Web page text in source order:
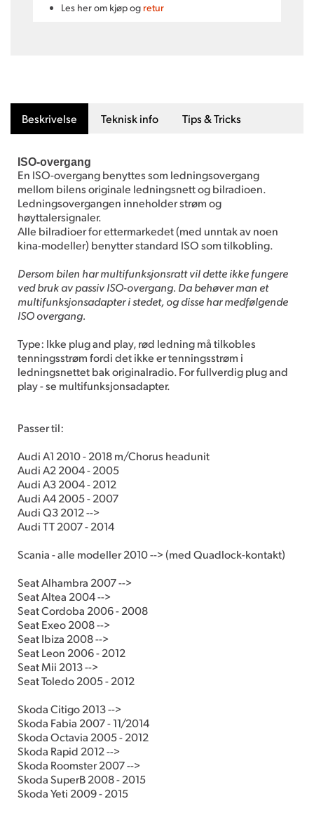
Les her om kjøp og retur
Beskrivelse Teknisk info Tips & Tricks
ISO-overgang
En ISO-overgang benyttes som ledningsovergang
mellom bilens originale ledningsnett og bilradioen.
Ledningsovergangen inneholder strøm og
høyttalersignaler.
Alle bilradioer for ettermarkedet (med unntak av noen
kina-modeller) benytter standard ISO som tilkobling.
Dersom bilen har multifunksjonsratt vil dette ikke fungere
ved bruk av passiv ISO-overgang. Da behøver man et
multifunksjonsadapter i stedet, og disse har medfølgende
ISO overgang.
Type: Ikke plug and play, rød ledning må tilkobles
tenningsstrøm fordi det ikke er tenningsstrøm i
ledningsnettet bak originalradio. For fullverdig plug and
play - se multifunksjonsadapter.
Passer til:
Audi A1 2010 - 2018 m/Chorus headunit
Audi A2 2004 - 2005
Audi A3 2004 - 2012
Audi A4 2005 - 2007
Audi Q3 2012 -->
Audi TT 2007 - 2014
Scania - alle modeller 2010 --> (med Quadlock-kontakt)
Seat Alhambra 2007 -->
Seat Altea 2004 -->
Seat Cordoba 2006 - 2008
Seat Exeo 2008 -->
Seat Ibiza 2008 -->
Seat Leon 2006 - 2012
Seat Mii 2013 -->
Seat Toledo 2005 - 2012
Skoda Citigo 2013 -->
Skoda Fabia 2007 - 11/2014
Skoda Octavia 2005 - 2012
Skoda Rapid 2012 -->
Skoda Roomster 2007 -->
Skoda SuperB 2008 - 2015
Skoda Yeti 2009 - 2015